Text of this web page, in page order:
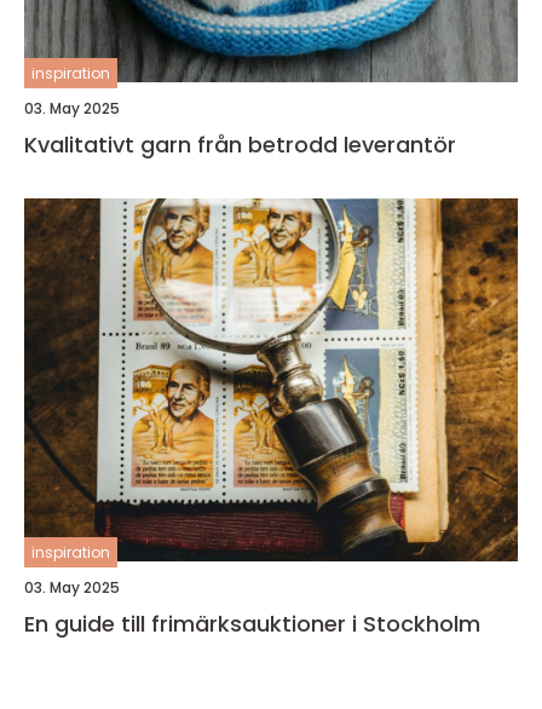
inspiration
03. May 2025
Kvalitativt garn från betrodd leverantör
inspiration
03. May 2025
En guide till frimärksauktioner i Stockholm